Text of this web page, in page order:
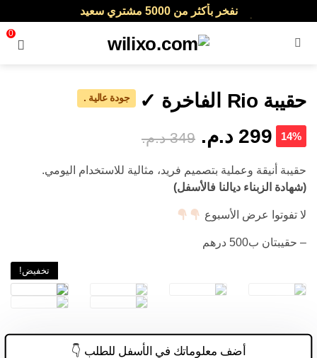
نفخر بأكثر من 5000 مشتري سعيد
أطلب الآن والدفع فقط عند استلام المنتج
القائمة
0
حقيبة Rio الفاخرة ✓ جودة عالية .
299 د.م. 349 د.م. 14%
حقيبة أنيقة وعملية بتصميم فريد، مثالية للاستخدام اليومي.
(شهادة الزبناء ديالنا فالأسفل)
لا تفوتوا عرض الأسبوع
– حقيبتان ب500 درهم
تخفيض!
أضف معلوماتك في الأسفل للطلب 👇